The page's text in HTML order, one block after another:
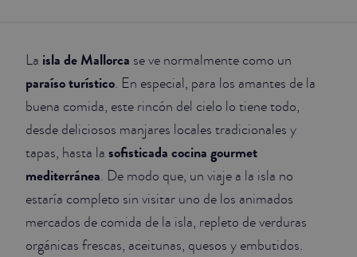
La isla de Mallorca se ve normalmente como un
paraíso turístico. En especial, para los amantes de la
buena comida, este rincón del cielo lo tiene todo,
desde deliciosos manjares locales tradicionales y
tapas, hasta la sofisticada cocina gourmet
mediterránea. De modo que, un viaje a la isla no
estaría completo sin visitar uno de los animados
mercados de comida de la isla, repleto de verduras
orgánicas frescas, aceitunas, quesos y embutidos.
DOUBLE WHITE
DOUBLE INN CATHÉDRALE
SUPÉRIEURE
JUNIOR SUITES